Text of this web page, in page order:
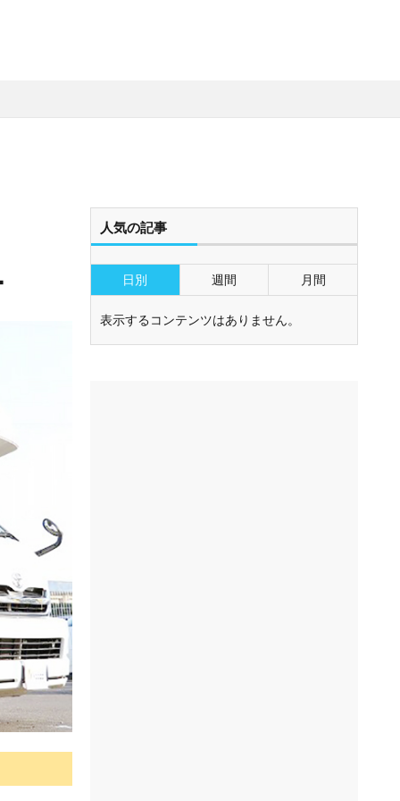
人気の記事
日別 週間 月間
表示するコンテンツはありません。